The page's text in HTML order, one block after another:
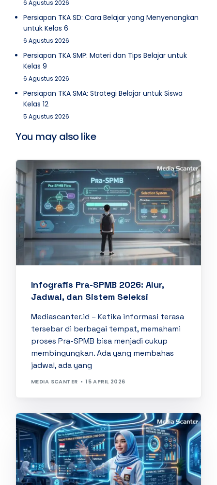
6 Agustus 2026
Persiapan TKA SD: Cara Belajar yang Menyenangkan
untuk Kelas 6
6 Agustus 2026
Persiapan TKA SMP: Materi dan Tips Belajar untuk
Kelas 9
6 Agustus 2026
Persiapan TKA SMA: Strategi Belajar untuk Siswa
Kelas 12
5 Agustus 2026
You may also like
Infografis Pra-SPMB 2026: Alur,
Jadwal, dan Sistem Seleksi
Mediascanter.id – Ketika informasi terasa
tersebar di berbagai tempat, memahami
proses Pra-SPMB bisa menjadi cukup
membingungkan. Ada yang membahas
jadwal, ada yang
MEDIA SCANTER 15 APRIL 2026